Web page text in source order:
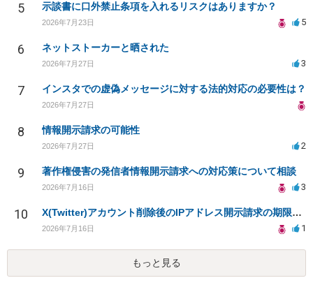
5 示談書に口外禁止条項を入れるリスクはありますか？
2026年7月23日 5
6 ネットストーカーと晒された
2026年7月27日 3
7 インスタでの虚偽メッセージに対する法的対応の必要性は？
2026年7月27日
8 情報開示請求の可能性
2026年7月27日 2
9 著作権侵害の発信者情報開示請求への対応策について相談
2026年7月16日 3
10 X(Twitter)アカウント削除後のIPアドレス開示請求の期限は？
2026年7月16日 1
もっと見る